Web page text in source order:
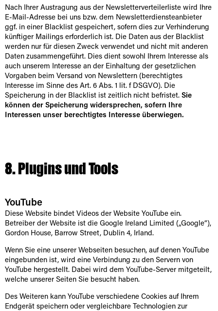
Nach Ihrer Austragung aus der Newsletterverteilerliste wird Ihre
E-Mail-Adresse bei uns bzw. dem Newsletterdiensteanbieter
ggf. in einer Blacklist gespeichert, sofern dies zur Verhinderung
künftiger Mailings erforderlich ist. Die Daten aus der Blacklist
werden nur für diesen Zweck verwendet und nicht mit anderen
Daten zusammengeführt. Dies dient sowohl Ihrem Interesse als
auch unserem Interesse an der Einhaltung der gesetzlichen
Vorgaben beim Versand von Newslettern (berechtigtes
Interesse im Sinne des Art. 6 Abs. 1 lit. f DSGVO). Die
Speicherung in der Blacklist ist zeitlich nicht befristet. Sie
können der Speicherung widersprechen, sofern Ihre
Interessen unser berechtigtes Interesse überwiegen.
8. Plugins und Tools
YouTube
Diese Website bindet Videos der Website YouTube ein.
Betreiber der Website ist die Google Ireland Limited („Google“),
Gordon House, Barrow Street, Dublin 4, Irland.
Wenn Sie eine unserer Webseiten besuchen, auf denen YouTube
eingebunden ist, wird eine Verbindung zu den Servern von
YouTube hergestellt. Dabei wird dem YouTube-Server mitgeteilt,
welche unserer Seiten Sie besucht haben.
Des Weiteren kann YouTube verschiedene Cookies auf Ihrem
Endgerät speichern oder vergleichbare Technologien zur